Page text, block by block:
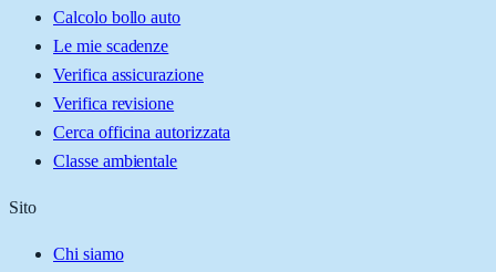
Calcolo bollo auto
Le mie scadenze
Verifica assicurazione
Verifica revisione
Cerca officina autorizzata
Classe ambientale
Sito
Chi siamo